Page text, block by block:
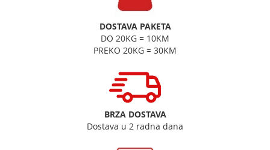
DOSTAVA PAKETA
DO 20KG = 10KM
PREKO 20KG = 30KM
BRZA DOSTAVA
Dostava u 2 radna dana